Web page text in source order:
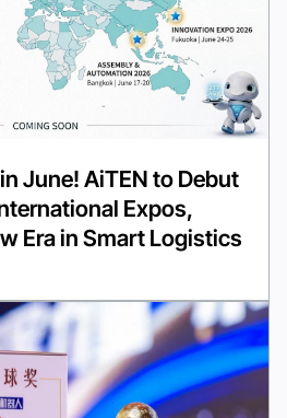
June! AiTEN to Debut
Expos,
Era in Smart Logistics